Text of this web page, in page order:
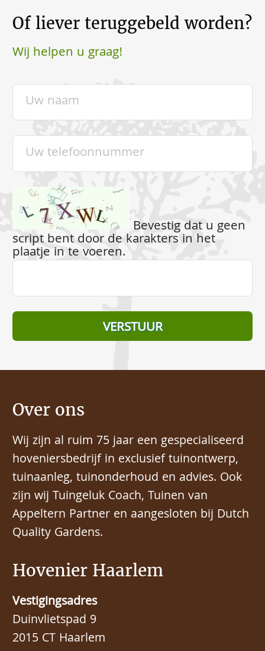
Of liever teruggebeld worden?
Wij helpen u graag!
Bevestig dat u geen
script bent door de karakters in het
plaatje in te voeren.
Hovenier Haarlem
Vestigingsadres
Duinvlietspad 9
2015 CT Haarlem
Over ons
Wij zijn al ruim 75 jaar een gespecialiseerd
hoveniersbedrijf in exclusief tuinontwerp,
tuinaanleg, tuinonderhoud en advies. Ook
zijn wij Tuingeluk Coach, Tuinen van
Appeltern Partner en aangesloten bij Dutch
Quality Gardens.